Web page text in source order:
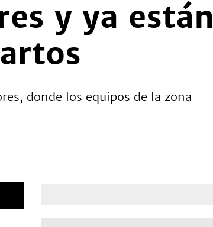
y ya están
donde los equipos de la zona